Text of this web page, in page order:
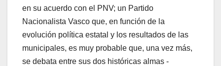
en su acuerdo con el PNV; un Partido
Nacionalista Vasco que, en función de la
evolución polí­tica estatal y los resultados de las
municipales, es muy probable que, una vez más,
se debata entre sus dos históricas almas -